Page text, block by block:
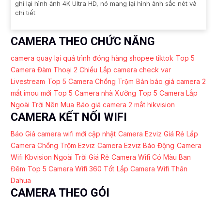
ghi lại hình ảnh 4K Ultra HD, nó mang lại hình ảnh sắc nét và
chi tiết
CAMERA THEO CHỨC NĂNG
camera quay lại quá trình đóng hàng shopee tiktok Top 5
Camera Đàm Thoại 2 Chiều Lắp camera check var
Livestream Top 5 Camera Chống Trộm Bản báo giá camera 2
mắt imou mới Top 5 Camera nhà Xưởng Top 5 Camera Lắp
Ngoài Trời Nên Mua Báo giá camera 2 mắt hikvision
CAMERA KẾT NỐI WIFI
Báo Giá camera wifi mới cập nhật Camera Ezviz Giá Rẻ Lắp
Camera Chống Trộm Ezviz Camera Ezviz Báo Động Camera
Wifi Kbvision Ngoài Trời Giá Rẻ Camera Wifi Có Màu Ban
Đêm Top 5 Camera Wifi 360 Tốt Lắp Camera Wifi Thân
Dahua
CAMERA THEO GÓI